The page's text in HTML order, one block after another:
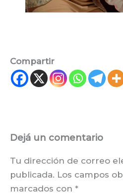
Compartir
Dejá un comentario
Tu dirección de correo
publicada. Los campos
marcados con *